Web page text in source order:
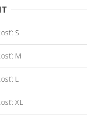
S
M
L
XL